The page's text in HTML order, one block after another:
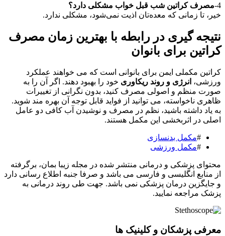
4- مصرف کراتین شب قبل خواب مشکلی دارد؟
خیر، تا زمانی که معده‌تان اذیت نمی‌شود، مشکلی ندارد.
نتیجه گیری در رابطه با بهترین زمان مصرف
کراتین برای بانوان
کراتین مکملی ایمن برای بانوانی است که می ‌خواهند عملکرد
ورزشی، انرژی و روند ریکاوری خود را بهبود دهند. اگر آن را به
‌صورت منظم و اصولی مصرف کنید، بدون نگرانی از تغییرات
ظاهری ناخواسته، می ‌توانید از فواید قابل توجه آن بهره ‌مند شوید.
به یاد داشته باشید، نظم در مصرف و نوشیدن آب کافی دو عامل
اصلی در اثربخشی این مکمل هستند.
#مکمل بدنسازی
#مکمل ورزشی
محتوای پزشکی و درمانی منتشر شده در مجله زیبا بمان، برگرفته
از منابع انگلیسی و فارسی می باشد و صرفا جنبه اطلاع رسانی دارد
و جایگزین درمان پزشکی نمی باشد. جهت طی روند درمانی به
پزشک مراجعه نمایید.
معرفی پزشکان و کلینیک ها